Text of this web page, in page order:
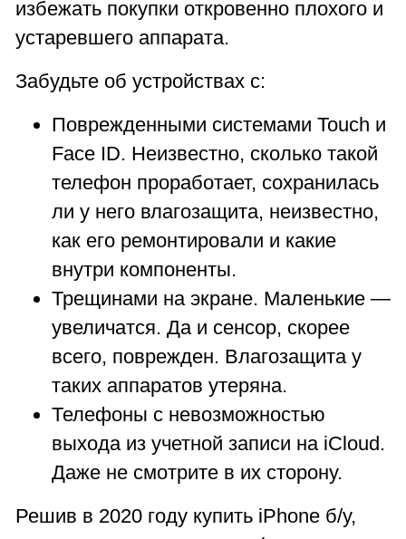
избежать покупки откровенно плохого и
устаревшего аппарата.
Забудьте об устройствах с:
Поврежденными системами Touch и
Face ID. Неизвестно, сколько такой
телефон проработает, сохранилась
ли у него влагозащита, неизвестно,
как его ремонтировали и какие
внутри компоненты.
Трещинами на экране. Маленькие —
увеличатся. Да и сенсор, скорее
всего, поврежден. Влагозащита у
таких аппаратов утеряна.
Телефоны с невозможностью
выхода из учетной записи на iCloud.
Даже не смотрите в их сторону.
Решив в 2020 году купить iPhone б/у,